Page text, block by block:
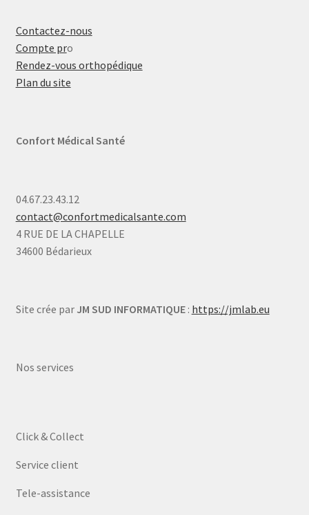
Contactez-nous
Compte pro
Rendez-vous orthopédique
Plan du site
Confort Médical Santé
04.67.23.43.12
contact@confortmedicalsante.com
4 RUE DE LA CHAPELLE
34600 Bédarieux
Site crée par JM SUD INFORMATIQUE: https://jmlab.eu
Nos services
Click & Collect
Service client
Tele-assistance